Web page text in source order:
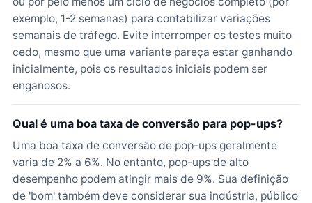
exemplo, 1-2 semanas) para contabilizar variações
semanais de tráfego. Evite interromper os testes muito
cedo, mesmo que uma variante pareça estar ganhando
inicialmente, pois os resultados iniciais podem ser
enganosos.
Qual é uma boa taxa de conversão para pop-ups?
Uma boa taxa de conversão de pop-ups geralmente
varia de 2% a 6%. No entanto, pop-ups de alto
desempenho podem atingir mais de 9%. Sua definição
de 'bom' também deve considerar sua indústria, público